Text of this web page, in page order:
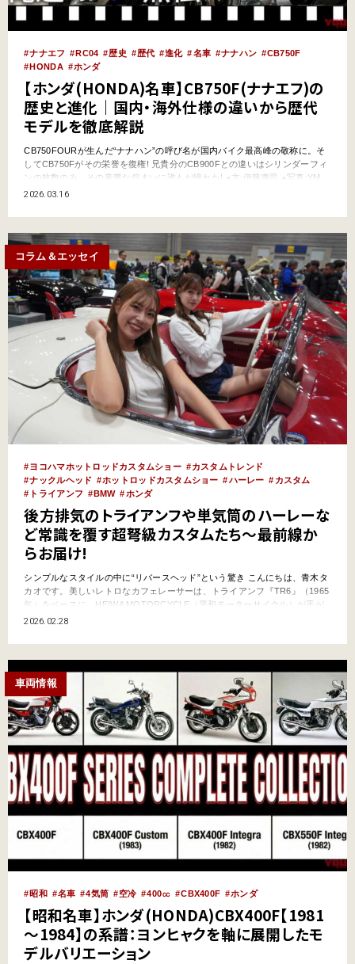
ナナエフ RC04 歴史 歴代 進化 名車 ナナハン
CB750F
HONDA
ホンダ
【ホンダ(HONDA)名車】CB750F(ナナエフ)の
歴史と進化｜国内・海外仕様の違いから歴代
モデルを徹底解説
CB750FOURが生んだ“ナナハン”の呼び名が国内バイク最高峰の敬称に。そ
してCB750Fがその栄誉を復権! 兄貴分のCB900Fとの違いはシリンダーフィ
ンの枚数のみ。その豪華な佇まいに誰もが憧れた! ●文:伊藤康司 ●写真:YM
Archives ナナハン復権の号砲! CB750Fは、わずか4年で劇的進化 CB900Fと
2026.03.16
コラム＆エッセイ
ヨコハマホットロッドカスタムショー
カスタムトレンド
ナックルヘッド
ホットロッドカスタムショー ハーレー
カスタム
トライアンフ
BMW ホンダ
後方排気のトライアンフや単気筒のハーレーな
ど常識を覆す超弩級カスタムたち〜最前線か
らお届け!
シンプルなスタイルの中に“リバースヘッド”という驚き こんにちは、青木タ
カオです。美しいレトロなカフェレーサーは、トライアンフ『TR6』（1965
年）をベースに、HEIWA MOTORCYCLE（平和モーターサイクル）が手が
けたカスタム『WILD PIGEON』です。 日本最大級のカスタムイベント
ムショ…
2026.02.28
車両情報
昭和 名車 4気筒 空冷 400㏄ CBX400F ホンダ
【昭和名車】ホンダ(HONDA)CBX400F【1981
～1984】の系譜：ヨンヒャクを軸に展開したモ
デルバリエーション